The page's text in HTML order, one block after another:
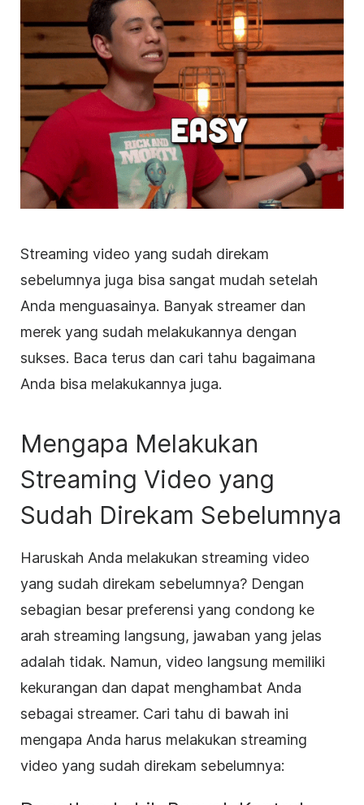
Streaming video yang sudah direkam
sebelumnya juga bisa sangat mudah setelah
Anda menguasainya. Banyak streamer dan
merek yang sudah melakukannya dengan
sukses. Baca terus dan cari tahu bagaimana
Anda bisa melakukannya juga.
Mengapa Melakukan
Streaming Video yang
Sudah Direkam Sebelumnya
Haruskah Anda melakukan streaming video
yang sudah direkam sebelumnya? Dengan
sebagian besar preferensi yang condong ke
arah streaming langsung, jawaban yang jelas
adalah tidak. Namun, video langsung memiliki
kekurangan dan dapat menghambat Anda
sebagai streamer. Cari tahu di bawah ini
mengapa Anda harus melakukan streaming
video yang sudah direkam sebelumnya: